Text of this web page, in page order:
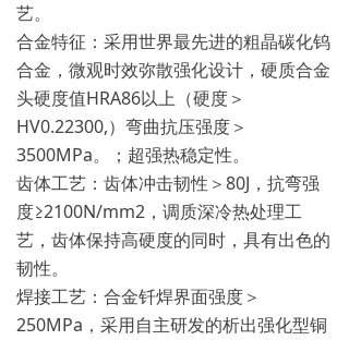
艺。
合金特征：采用世界最先进的粗晶碳化钨
合金，微观时效弥散强化设计，硬质合金
头硬度值HRA86以上（硬度＞
HV0.22300,）弯曲抗压强度＞
3500MPa。；超强热稳定性。
齿体工艺：齿体冲击韧性＞80J，抗弯强
度≥2100N/mm2，调质深冷热处理工
艺，齿体保持高硬度的同时，具有出色的
韧性。
焊接工艺：合金钎焊界面强度＞
250MPa，采用自主研发的析出强化型铜